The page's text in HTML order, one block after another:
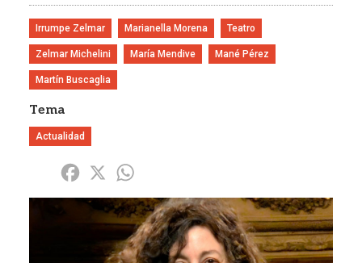
Irrumpe Zelmar Marianella Morena Teatro
Zelmar Michelini María Mendive Mané Pérez
Martín Buscaglia
Tema
Actualidad
Share Facebook
X
Imagen